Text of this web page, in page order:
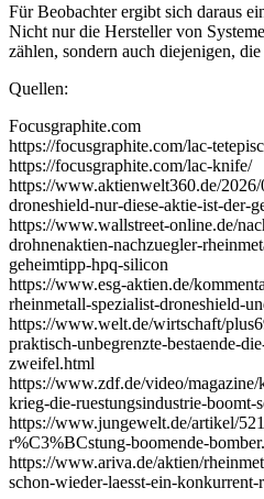
Für Beobachter ergibt sich daraus
Nicht nur die Hersteller von
zählen, sondern auch diejenigen,
Quellen:
Focusgraphite.com
https://focusgraphite.com/lac-
https://focusgraphite.com/lac-knife/
https://www.aktienwelt360.de/
droneshield-nur-diese-aktie-ist-der-
https://www.wallstreet-online.de/
drohnenaktien-nachzuegler-
geheimtipp-hpq-silicon
https://www.esg-aktien.de/
rheinmetall-spezialist-droneshield-
https://www.welt.de/wirtschaft/
praktisch-unbegrenzte-bestaende-
zweifel.html
https://www.zdf.de/video/
krieg-die-ruestungsindustrie-
https://www.jungewelt.de/artikel/
r%C3%BCstung-boomende-
https://www.ariva.de/aktien/
schon-wieder-laesst-ein-konkurrent-